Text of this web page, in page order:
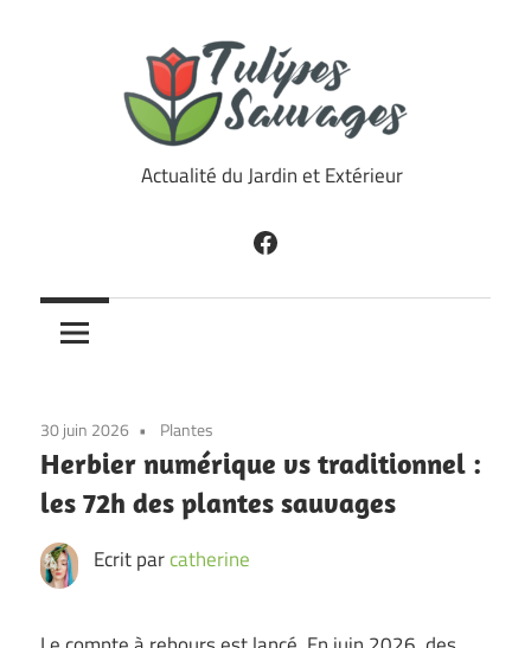
TulipesActualité du Jardin et Extérieur
Facebook
30 juin 2026 Plantes
Herbier numérique vs traditionnel :
les 72h des plantes sauvages
Ecrit parcatherine